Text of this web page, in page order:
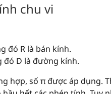
chu vi
đó R là bán kính.
đó D là đường kính.
hợp, số π được áp dụng.